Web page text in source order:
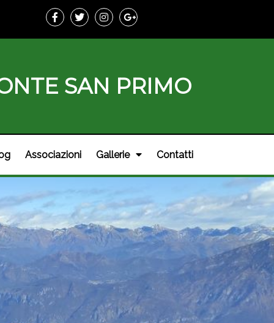
SAN PRIMO
Associazioni Gallerie Contatti